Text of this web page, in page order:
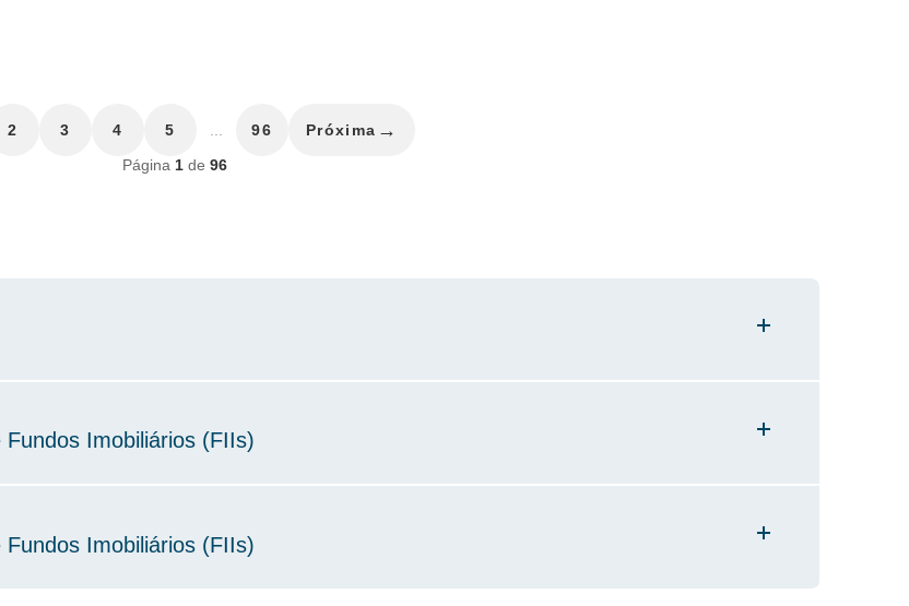
2 3 4 5 96 Próxima →
Página 1 de 96
Imobiliários (FIIs)
Imobiliários (FIIs)